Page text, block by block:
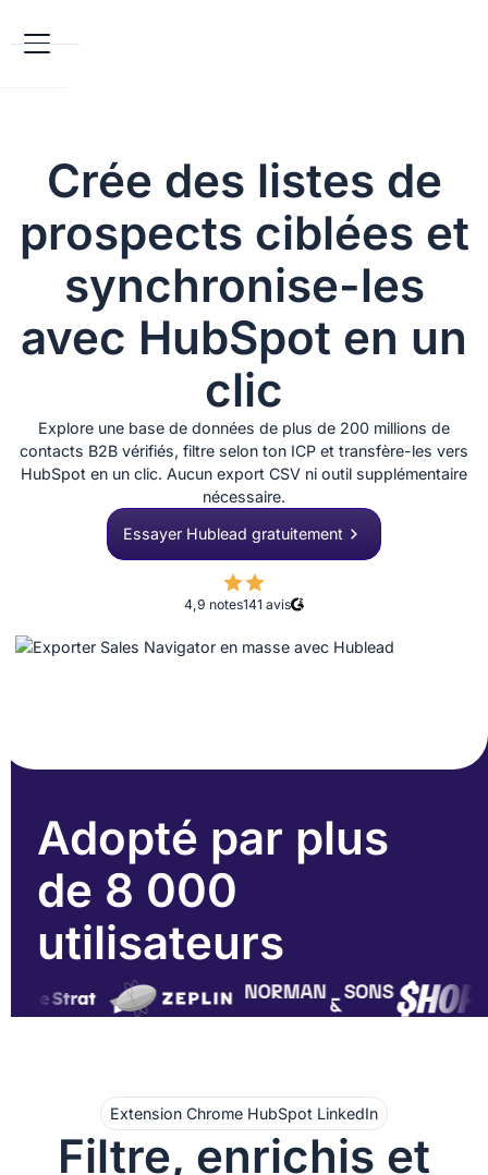
Crée des listes de
prospects ciblées et
synchronise-les
avec HubSpot en un
clic
Explore une base de données de plus de 200 millions de
contacts B2B vérifiés, filtre selon ton ICP et transfère-les vers
HubSpot en un clic. Aucun export CSV ni outil supplémentaire
nécessaire.
Essayer Hublead gratuitement
4,9 notes141 avis
Adopté par plus
de 8 000
utilisateurs
Extension Chrome HubSpot LinkedIn
Filtre, enrichis et